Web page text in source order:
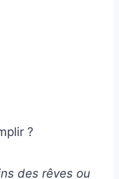
?
des rêves ou